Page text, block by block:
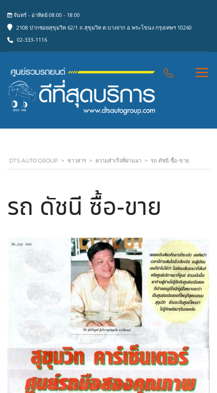
จันทร์ - อาทิตย์ 08:00 - 18:00
2108 ปากซอยสุขุมวิท 62/1 ถ.สุขุมวิท ต.บางจาก อ.พระโขนง กรุงเทพฯ 10260
02-333-1116
DTS AUTO GROUP > ข่าวสาร > ความสำเร็จที่ผ่านมา > รถ ดัชนี ซื้อ-ขาย
รถ ดัชนี ซื้อ-ขาย